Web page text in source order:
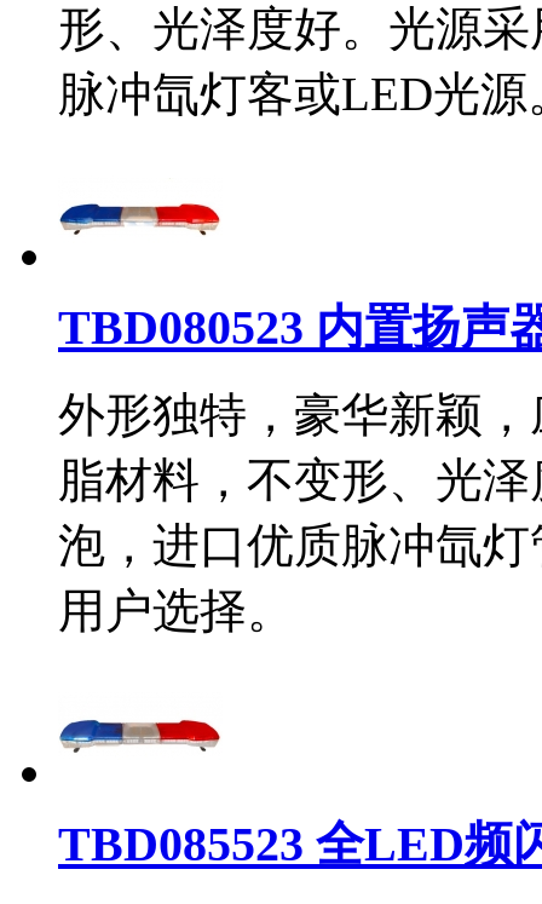
形、光泽度好。光源
脉冲氙灯客或LED光
TBD080523 内置扬声
外形独特，豪华新颖
脂材料，不变形、光
泡，进口优质脉冲氙
用户选择。
TBD085523 全LED频